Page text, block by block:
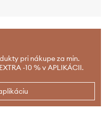
pri nákupe za min.
-10 % v APLIKÁCII.